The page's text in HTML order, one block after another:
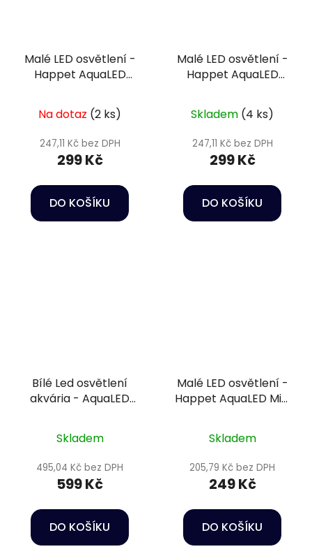
Malé LED osvětlení -
Happet AquaLED
Na dotaz (2 ks)
247,11 Kč bez DPH
299 Kč
DO KOŠÍKU
Malé LED osvětlení -
Happet AquaLED
Skladem (4 ks)
247,11 Kč bez DPH
299 Kč
DO KOŠÍKU
Bílé Led osvětlení
akvária - AquaLED
Skladem
495,04 Kč bez DPH
599 Kč
DO KOŠÍKU
Malé LED osvětlení -
Happet AquaLED Mini
Skladem
205,79 Kč bez DPH
249 Kč
DO KOŠÍKU